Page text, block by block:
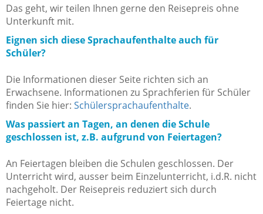
Das geht, wir teilen Ihnen gerne den Reisepreis ohne
Unterkunft mit.
Eignen sich diese Sprachaufenthalte auch für
Schüler?
Die Informationen dieser Seite richten sich an
Erwachsene. Informationen zu Sprachferien für Schüler
finden Sie hier: Schülersprachaufenthalte.
Was passiert an Tagen, an denen die Schule
geschlossen ist, z.B. aufgrund von Feiertagen?
An Feiertagen bleiben die Schulen geschlossen. Der
Unterricht wird, ausser beim Einzelunterricht, i.d.R. nicht
nachgeholt. Der Reisepreis reduziert sich durch
Feiertage nicht.